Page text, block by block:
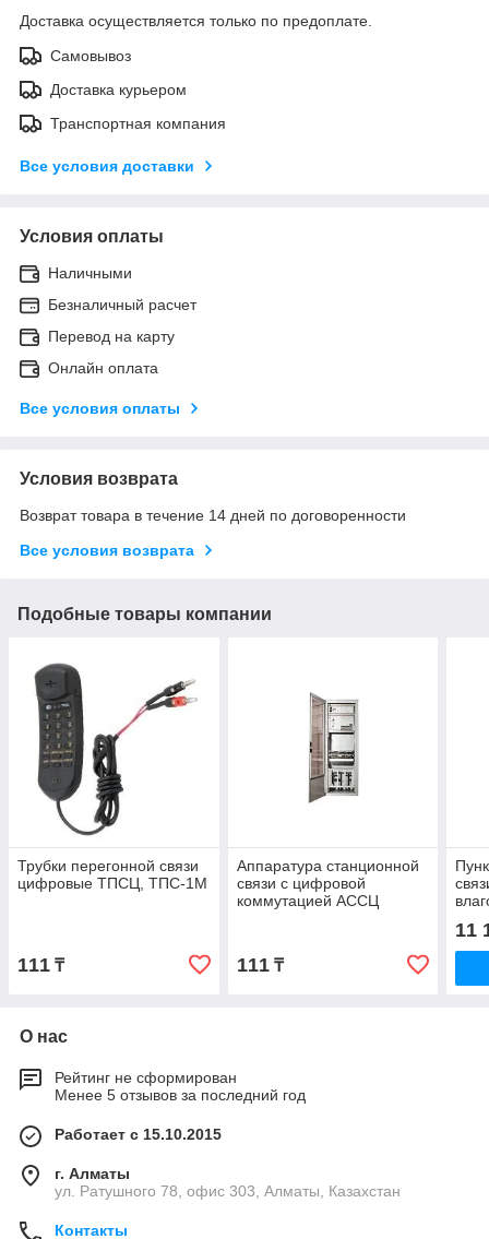
Доставка осуществляется только по предоплате.
Самовывоз
Доставка курьером
Транспортная компания
Все условия доставки
Условия оплаты
Наличными
Безналичный расчет
Перевод на карту
Онлайн оплата
Все условия оплаты
Условия возврата
Возврат товара в течение 14 дней по договоренности
Все условия возврата
Подобные товары компании
Трубки перегонной связи
цифровые ТПСЦ, ТПС-1М
111 ₸
Аппаратура станционной
связи с цифровой
коммутацией АССЦ
111₸
11
О нас
Рейтинг не сформирован
Менее 5 отзывов за последний год
Работает с 15.10.2015
г. Алматы
ул. Ратушного 78, офис 303, Алматы, Казахстан
Контакты